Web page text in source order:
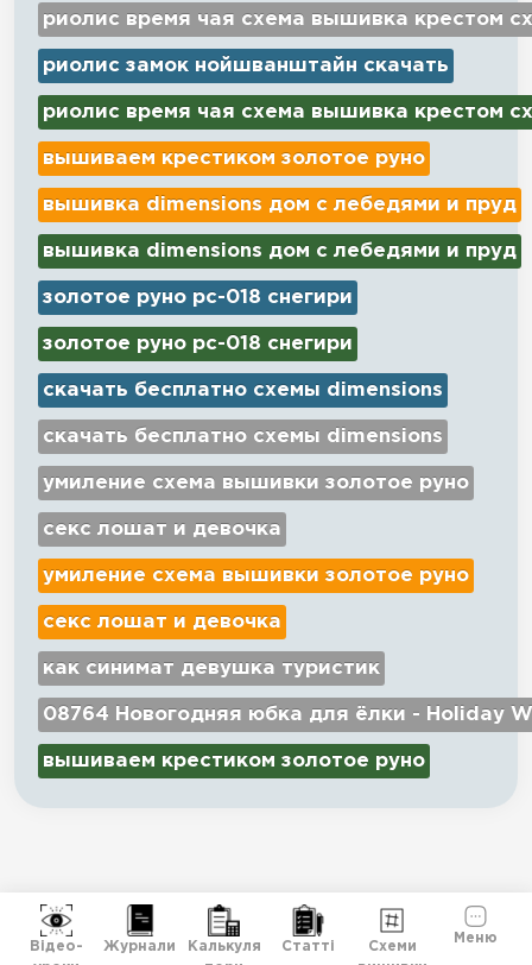
риолис время чая схема вышивка крестом
риолис замок нойшванштайн скачать
риолис время чая схема вышивка крестом
вышиваем крестиком золотое руно
вышивка dimensions дом с лебедями и пруд
вышивка dimensions дом с лебедями и пруд
золотое руно рс-018 снегири
золотое руно рс-018 снегири
скачать бесплатно схемы dimensions
скачать бесплатно схемы dimensions
умиление схема вышивки золотое руно
секс лошат и девочка
умиление схема вышивки золотое руно
секс лошат и девочка
как синимат девушка туристик
08764 Новогодняя юбка для ёлки - Holiday
вышиваем крестиком золотое руно
Відео-
Журнали
Калькуля
Статті
Схеми
Меню